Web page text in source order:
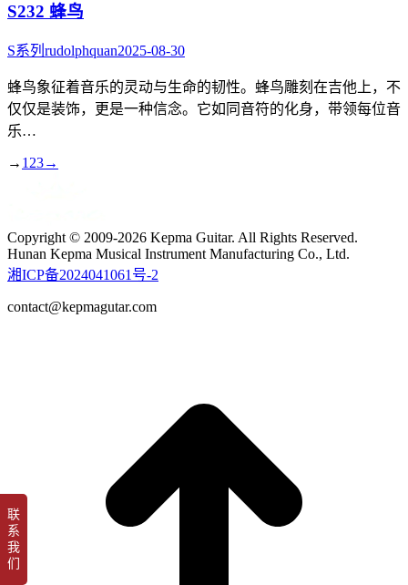
S232 蜂鸟
S系列 rudolphquan2025-08-30
蜂鸟象征着音乐的灵动与生命的韧性。蜂鸟雕刻在吉他上，不
仅仅是装饰，更是一种信念。它如同音符的化身，带领每位音
乐…
→ 1 23→
Copyright © 2009-2026 Kepma Guitar. All Rights Reserved.
Hunan Kepma Musical Instrument Manufacturing Co., Ltd.
湘ICP备2024041061号-2
contact@kepmagutar.com
联
系
我
们